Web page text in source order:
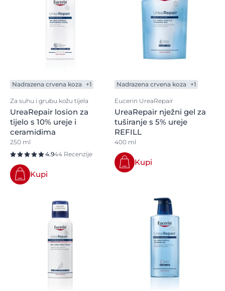
Nadrazena crvena koza +1
Za suhu i grubu kožu tijela
UreaRepair losion za
tijelo s 10% ureje i
ceramidima
250 ml
4.944 Recenzije
Kupi
Nadrazena crvena koza +1
Eucerin UreaRepair
UreaRepair nježni gel za
tuširanje s 5% ureje
REFILL
400 ml
Kupi